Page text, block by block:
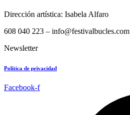
Dirección artística: Isabela Alfaro
608 040 223 – info@festivalbucles.com
Newsletter
Política de privacidad
Facebook-f